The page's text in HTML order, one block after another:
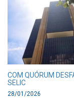
COM QUÓRUM
SELIC
28/01/2026